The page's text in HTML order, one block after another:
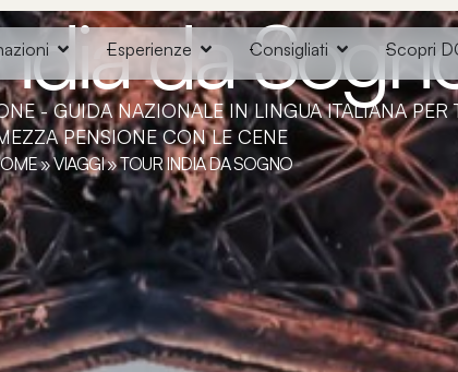
Esperienze Consigliati Scopri
da
- GUIDA NAZIONALE IN LINGUA ITALIANA PER
PENSIONE CON LE CENE
»VIAGGI»TOUR INDIA DA SOGNO